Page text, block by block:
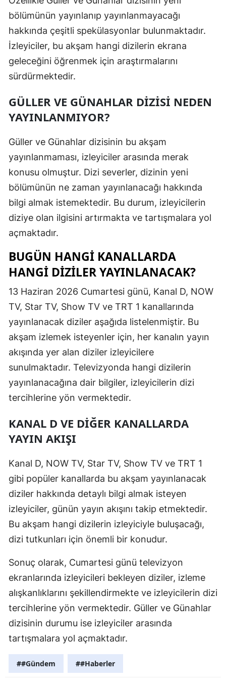
İstanbul
Kastamonu
Kırşehir
Kocaeli
Konya
Manisa
Mardin
Nevşehir
Samsun
Siirt
Sinop
Tokat
bölümünün yayınlanıp yayınlanmayacağı
hakkında çeşitli spekülasyonlar bulunmaktadır.
İzleyiciler, bu akşam hangi dizilerin ekrana
geleceğini öğrenmek için araştırmalarını
sürdürmektedir.
GÜLLER VE GÜNAHLAR DIZISI NEDEN
YAYINLANMIYOR?
Güller ve Günahlar dizisinin bu akşam
yayınlanmaması, izleyiciler arasında merak
konusu olmuştur. Dizi severler, dizinin yeni
bölümünün ne zaman yayınlanacağı hakkında
bilgi almak istemektedir. Bu durum, izleyicilerin
diziye olan ilgisini artırmakta ve tartışmalara yol
açmaktadır.
BUGÜN HANGI KANALLARDA
HANGI DIZILER YAYINLANACAK?
13 Haziran 2026 Cumartesi günü, Kanal D, NOW
TV, Star TV, Show TV ve TRT 1 kanallarında
yayınlanacak diziler aşağıda listelenmiştir. Bu
akşam izlemek isteyenler için, her kanalın yayın
akışında yer alan diziler izleyicilere
sunulmaktadır. Televizyonda hangi dizilerin
yayınlanacağına dair bilgiler, izleyicilerin dizi
tercihlerine yön vermektedir.
KANAL D VE DIĞER KANALLARDA
YAYIN AKIŞI
Kanal D, NOW TV, Star TV, Show TV ve TRT 1
gibi popüler kanallarda bu akşam yayınlanacak
diziler hakkında detaylı bilgi almak isteyen
izleyiciler, günün yayın akışını takip etmektedir.
Bu akşam hangi dizilerin izleyiciyle buluşacağı,
dizi tutkunları için önemli bir konudur.
Sonuç olarak, Cumartesi günü televizyon
ekranlarında izleyicileri bekleyen diziler, izleme
alışkanlıklarını şekillendirmekte ve izleyicilerin dizi
tercihlerine yön vermektedir. Güller ve Günahlar
dizisinin durumu ise izleyiciler arasında
tartışmalara yol açmaktadır.
##Gündem ##Haberler